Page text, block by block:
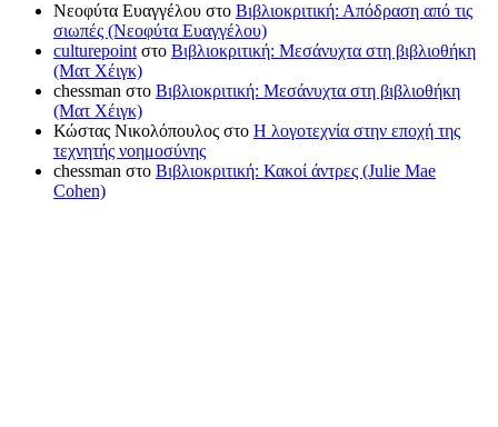
Νεοφύτα Ευαγγέλου στο Βιβλιοκριτική: Απόδραση από τις
σιωπές (Νεοφύτα Ευαγγέλου)
culturepointστο Βιβλιοκριτική: Μεσάνυχτα στη βιβλιοθήκη
(Ματ Χέιγκ)
chessman στο Βιβλιοκριτική: Μεσάνυχτα στη βιβλιοθήκη
(Ματ Χέιγκ)
Κώστας Νικολόπουλος στο Η λογοτεχνία στην εποχή της
τεχνητής νοημοσύνης
chessman στο Βιβλιοκριτική: Κακοί άντρες (Julie Mae
Cohen)